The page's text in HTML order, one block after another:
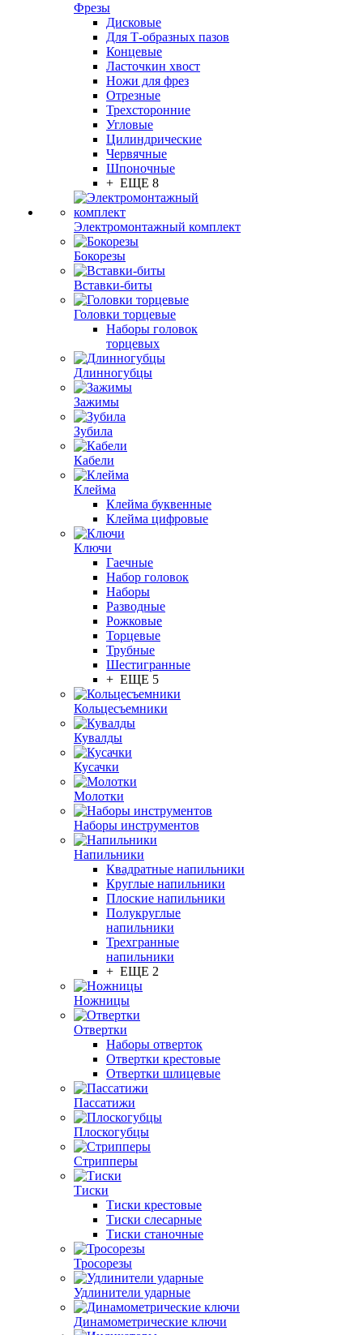
Фрезы
Дисковые
Для Т-образных пазов
Концевые
Ласточкин хвост
Ножи для фрез
Отрезные
Трехсторонние
Угловые
Цилиндрические
Червячные
Шпоночные
+ ЕЩЕ 8
Электромонтажный комплект
Бокорезы
Вставки-биты
Головки торцевые
Наборы головок
торцевых
Длинногубцы
Зажимы
Зубила
Кабели
Клейма
Клейма буквенные
Клейма цифровые
Ключи
Гаечные
Набор головок
Наборы
Разводные
Рожковые
Торцевые
Трубные
Шестигранные
+ ЕЩЕ 5
Кольцесъемники
Кувалды
Кусачки
Молотки
Наборы инструментов
Напильники
Квадратные напильники
Круглые напильники
Плоские напильники
Полукруглые
напильники
Трехгранные
напильники
+ ЕЩЕ 2
Ножницы
Отвертки
Наборы отверток
Отвертки крестовые
Отвертки шлицевые
Пассатижи
Плоскогубцы
Стрипперы
Тиски
Тиски крестовые
Тиски слесарные
Тиски станочные
Тросорезы
Удлинители ударные
Динамометрические ключи